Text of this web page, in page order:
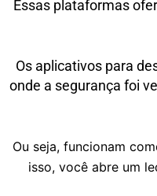
Essas plataformas
Os aplicativos para
onde a segurança foi
Ou seja, funcionam
isso, você abre um